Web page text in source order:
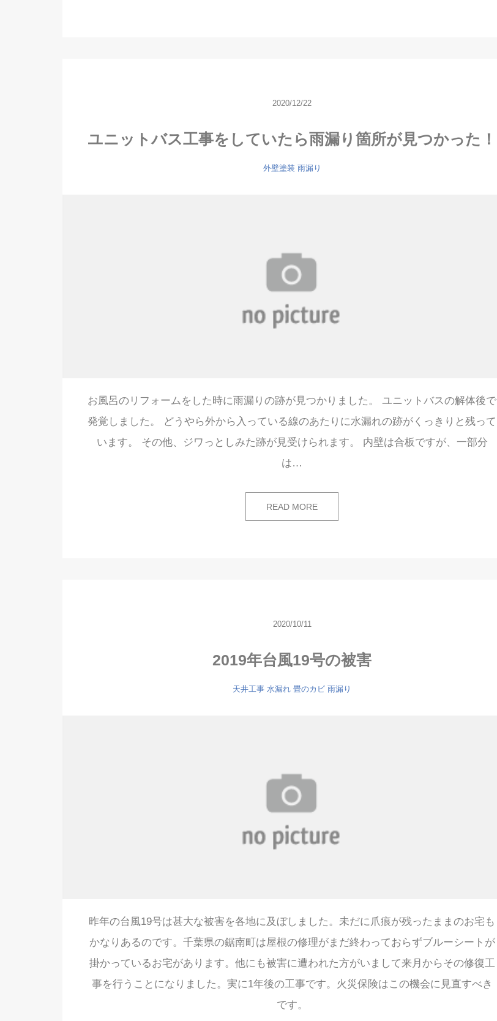
2020/12/22
ユニットバス工事をしていたら雨漏り箇所が見つかった！
外壁塗装 雨漏り
お風呂のリフォームをした時に雨漏りの跡が見つかりました。 ユニットバスの解体後で
発覚しました。 どうやら外から入っている線のあたりに水漏れの跡がくっきりと残って
います。 その他、ジワっとしみた跡が見受けられます。 内壁は合板ですが、一部分
は…
READ MORE
2020/10/11
2019年台風19号の被害
天井工事 水漏れ 畳のカビ 雨漏り
昨年の台風19号は甚大な被害を各地に及ぼしました。未だに爪痕が残ったままのお宅も
かなりあるのです。千葉県の鋸南町は屋根の修理がまだ終わっておらずブルーシートが
掛かっているお宅があります。他にも被害に遭われた方がいまして来月からその修復工
事を行うことになりました。実に1年後の工事です。火災保険はこの機会に見直すべき
です。